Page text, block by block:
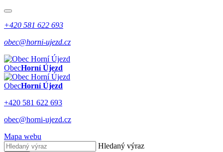
+420 581 622 693
obec@horni-ujezd.cz
ObecHorní Újezd
ObecHorní Újezd
+420 581 622 693
obec@horni-ujezd.cz
Mapa webu
Hledaný výraz